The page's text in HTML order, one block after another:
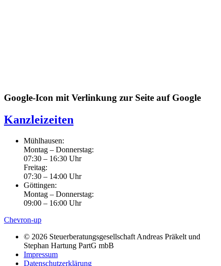
Google-Icon mit Verlinkung zur Seite auf Google
Kanzleizeiten
Mühlhausen:
Montag – Donnerstag:
07:30 – 16:30 Uhr
Freitag:
07:30 – 14:00 Uhr
Göttingen:
Montag – Donnerstag:
09:00 – 16:00 Uhr
Chevron-up
© 2026 Steuerberatungsgesellschaft Andreas Präkelt und
Stephan Hartung PartG mbB
Impressum
Datenschutzerklärung